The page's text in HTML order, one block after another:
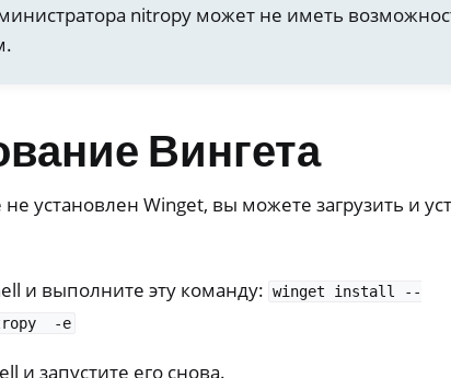
nitropy может не иметь
Вингета
установлен Winget, вы можете загрузить и
и выполните эту команду: winget install
--
-e
и запустите его снова.